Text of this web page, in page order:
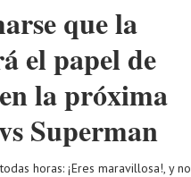
que la
el papel de
la próxima
Superman
horas: ¡Eres maravillosa!, y no